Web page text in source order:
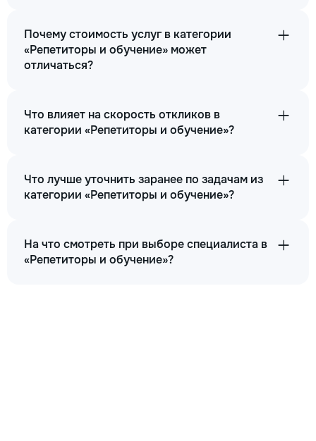
Почему стоимость услуг в категории
«Репетиторы и обучение» может
отличаться?
Что влияет на скорость откликов в
категории «Репетиторы и обучение»?
Что лучше уточнить заранее по задачам из
категории «Репетиторы и обучение»?
На что смотреть при выборе специалиста в
«Репетиторы и обучение»?